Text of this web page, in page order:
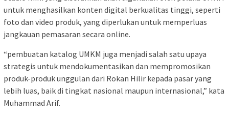
untuk menghasilkan konten digital berkualitas tinggi, seperti
foto dan video produk, yang diperlukan untuk memperluas
jangkauan pemasaran secara online.
“pembuatan katalog UMKM juga menjadi salah satu upaya
strategis untuk mendokumentasikan dan mempromosikan
produk-produk unggulan dari Rokan Hilir kepada pasar yang
lebih luas, baik di tingkat nasional maupun internasional,” kata
Muhammad Arif.